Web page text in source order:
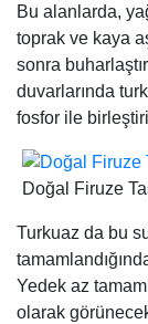
Bu alanlarda,
toprak ve kaya
sonra
duvarlarında
fosfor ile
Doğal Firuze
Turkuaz da bu
Yedek az
olarak